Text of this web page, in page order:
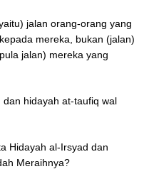
jalan orang-orang yang
mereka, bukan (jalan)
jalan) mereka yang
hidayah at-taufiq wal
Hidayah al-Irsyad dan
Meraihnya?